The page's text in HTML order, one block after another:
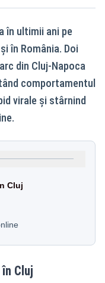
în ultimii ani pe
în România. Doi
din Cluj-Napoca
comportamentul
virale și stârnind
Cluj
Cluj